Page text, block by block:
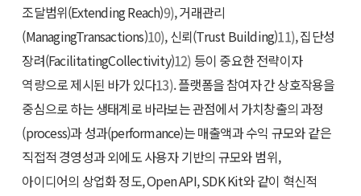
조달범위(Extending Reach)9), 거래관리
(ManagingTransactions)10), 신뢰(Trust Building)11), 집단성
장려(FacilitatingCollectivity)12) 등이 중요한 전략이자
역량으로 제시된 바가 있다13). 플랫폼을 참여자 간 상호작용을
중심으로 하는 생태계로 바라보는 관점에서 가치창출의 과정
(process)과 성과(performance)는 매출액과 수익 규모와 같은
직접적 경영성과 외에도 사용자 기반의 규모와 범위,
아이디어의 상업화 정도, Open API, SDK Kit와 같이 혁신적